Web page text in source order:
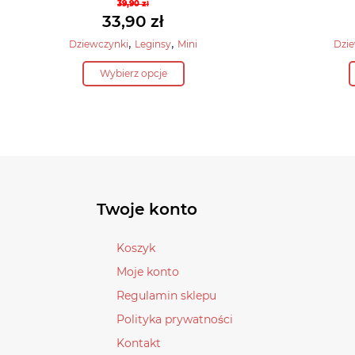
39,90zł
Pierwotna
wynosiła:
39,90 zł.
33,90 zł
Aktualna
cena
wynosi:
Dziewczynki, Leginsy, Mini
Wybierz opcje
Ten
produkt
wybrać
na
stronie
Twoje konto
Koszyk
Moje konto
Regulamin sklepu
Polityka prywatności
Kontakt